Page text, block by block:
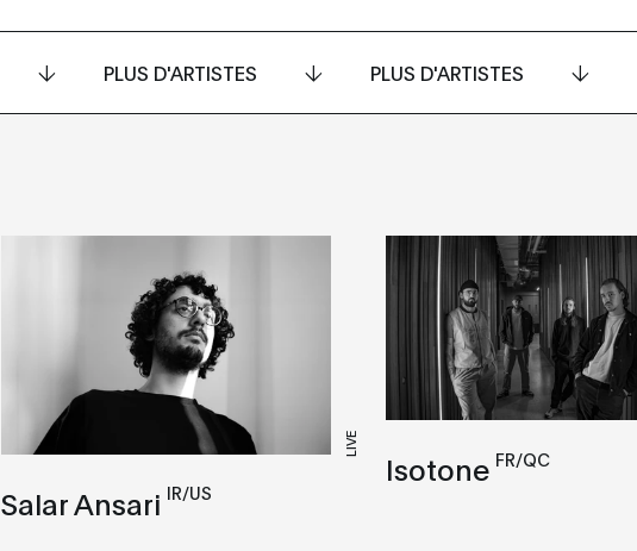
PLUS D'ARTISTES PLUS D'ARTISTES
LIVE
Salar Ansari IR/US
Isotone FR/QC